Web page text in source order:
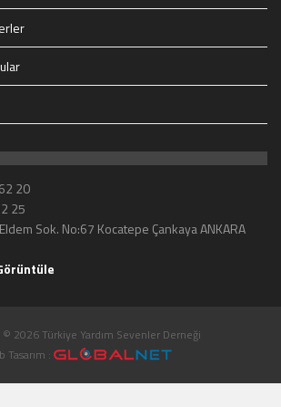
20
25
Sok. No:67 Kocatepe Çankaya ANKARA
2026 Türkiye Yardım Sevenler Derneği
Tasarım :